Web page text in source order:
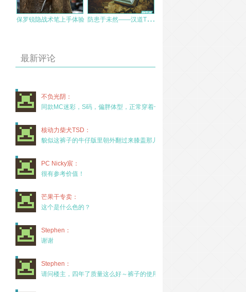
保罗锐隐战术笔上手体验 防
患于未然——汉道TD生存盒小测
最新评论
不负光阴：
同款MC迷彩，S码，偏胖体型，正常穿着一年半，没
核动力柴犬TSD：
貌似这裤子的牛仔版里朝外翻过来膝盖那儿有放护膝的
PC Nicky宸：
很有参考价值！
芒果干专卖：
这个是什么色的？
Stephen：
谢谢
Stephen：
请问楼主，四年了质量这么好～裤子的使用率高吗？